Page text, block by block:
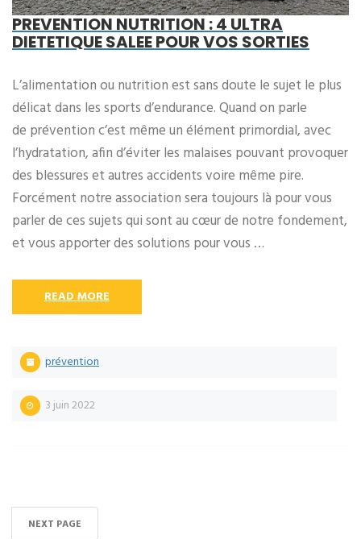
PREVENTION NUTRITION : 4 ULTRA
DIETETIQUE SALEE POUR VOS SORTIES
L’alimentation ou nutrition est sans doute le sujet le plus
délicat dans les sports d’endurance. Quand on parle
de prévention c’est même un élément primordial, avec
l’hydratation, afin d’éviter les malaises pouvant provoquer
des blessures et autres accidents voire même pire.
Forcément notre association sera toujours là pour vous
parler de ces sujets qui sont au cœur de notre fondement,
et vous apporter des solutions pour vous …
READ MORE
prévention
3 juin 2022
NEXT PAGE